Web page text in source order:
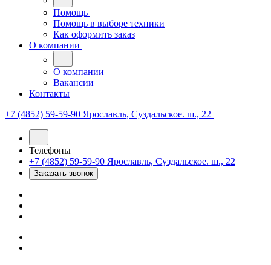
Помощь
Помощь в выборе техники
Как оформить заказ
О компании
О компании
Вакансии
Контакты
+7 (4852) 59-59-90 Ярославль, Суздальское. ш., 22
Телефоны
+7 (4852) 59-59-90 Ярославль, Суздальское. ш., 22
Заказать звонок